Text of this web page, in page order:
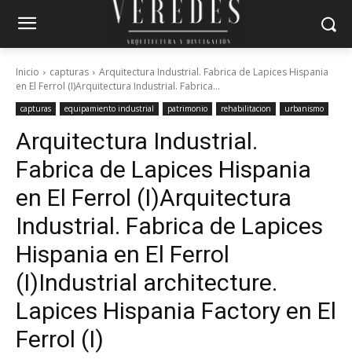
Inicio capturas
Arquitectura Industrial. Fabrica de Lapices Hispania
en El Ferrol (I)Arquitectura Industrial. Fabrica...
capturas equipamiento industrial patrimonio rehabilitacion urbanismo
Arquitectura Industrial.
Fabrica de Lapices Hispania
en El Ferrol (I)Arquitectura
Industrial. Fabrica de Lapices
Hispania en El Ferrol
(I)Industrial architecture.
Lapices Hispania Factory en El
Ferrol (I)